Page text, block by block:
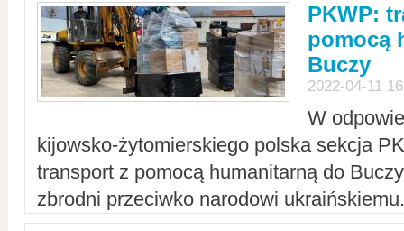
PKWP:
pomocą
Buczy
2022-04-11
W
kijowsko-żytomierskiego polska sekcja
transport z pomocą humanitarną do
zbrodni przeciwko narodowi